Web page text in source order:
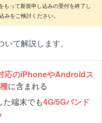
もって新規申し込みの受付を終了し
をご検討ください。
て解説します。
応のiPhoneやAndroidス
に含まれる
端末でも4G/5Gバンド